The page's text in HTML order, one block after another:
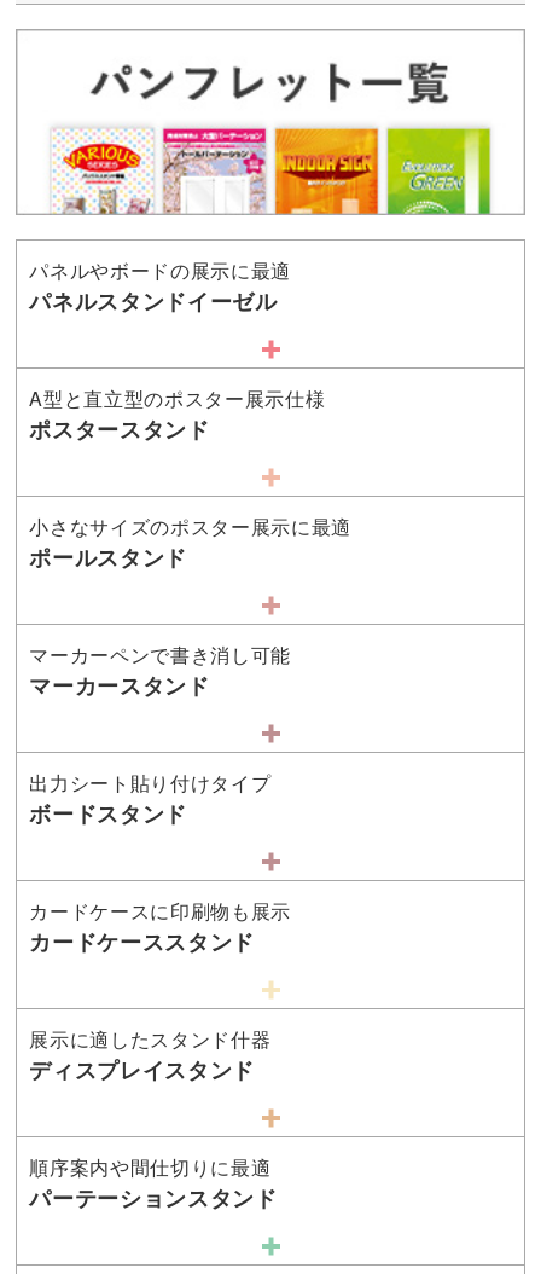
パネルやボードの展示に最適
パネルスタンドイーゼル
A型と直立型のポスター展示仕様
ポスタースタンド
小さなサイズのポスター展示に最適
ポールスタンド
マーカーペンで書き消し可能
マーカースタンド
出力シート貼り付けタイプ
ボードスタンド
カードケースに印刷物も展示
カードケーススタンド
展示に適したスタンド什器
ディスプレイスタンド
順序案内や間仕切りに最適
パーテーションスタンド